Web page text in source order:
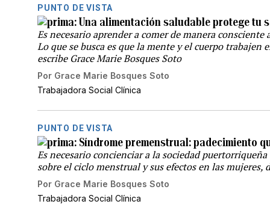
PUNTO DE VISTA
Una alimentación saludable protege tu
Es necesario aprender a comer de manera
Lo que se busca es que la mente y el cuerpo trabajen
escribe Grace Marie Bosques Soto
Por Grace Marie Bosques Soto
Trabajadora Social Clínica
PUNTO DE VISTA
Síndrome premenstrual: padecimiento
Es necesario concienciar a la sociedad
sobre el ciclo menstrual y sus efectos en las mujeres,
Por Grace Marie Bosques Soto
Trabajadora Social Clínica